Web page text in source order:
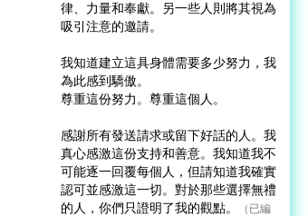
律、力量和奉獻。另一些人則將其視為
吸引注意的邀請。
我知道建立這具身體需要多少努力，我
為此感到驕傲。
尊重這份努力。尊重這個人。
感謝所有發送請求或留下好話的人。我
真心感激這份支持和善意。我知道我不
可能逐一回覆每個人，但請知道我確實
認可並感激這一切。對於那些選擇無禮
的人，你們只證明了我的觀點。
（已編